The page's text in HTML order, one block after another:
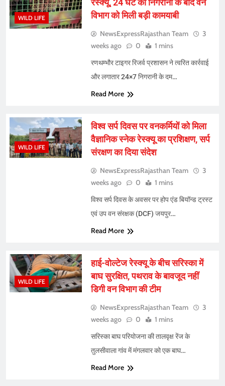
WILD LIFE
रेस्क्यू, 24 घंटे की निगरानी के बाद वन
विभाग को मिली बड़ी कामयाबी
NewsExpressRajasthan Team
3
weeks ago
0 1 mins
रणथम्भौर टाइगर रिजर्व प्रशासन ने त्वरित कार्रवाई
और लगातार 24×7 निगरानी के दम…
Read More
WILD LIFE
विश्व सर्प दिवस पर वनकर्मियों को मिला
वैज्ञानिक स्नेक रेस्क्यू का प्रशिक्षण, सर्प
संरक्षण का दिया संदेश
NewsExpressRajasthan Team
3
weeks ago
0 1 mins
विश्व सर्प दिवस के अवसर पर होप एंड बियॉन्ड ट्रस्ट
एवं उप वन संरक्षक (DCF) जयपुर…
Read More
WILD LIFE
हाई-वोल्टेज रेस्क्यू के बीच सरिस्का में
बाघ सुरक्षित, पथराव के बावजूद नहीं
डिगी वन विभाग की टीम
NewsExpressRajasthan Team
3
weeks ago
0 1 mins
सरिस्का बाघ परियोजना की तालवृक्ष रेंज के
तुलसीवाला गांव में मंगलवार को एक बाघ…
Read More